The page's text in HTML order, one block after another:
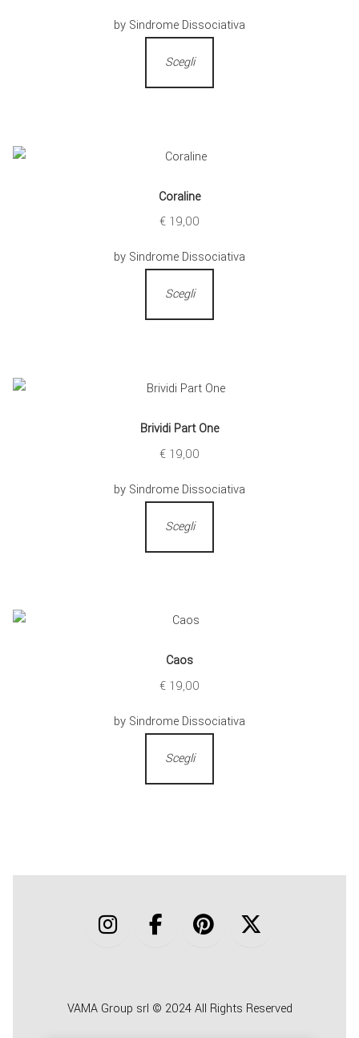
by Sindrome Dissociativa
Scegli
Coraline
€ 19,00
by Sindrome Dissociativa
Scegli
Brividi Part One
€ 19,00
by Sindrome Dissociativa
Scegli
Caos
€ 19,00
by Sindrome Dissociativa
Scegli
VAMA Group srl © 2024 All Rights Reserved